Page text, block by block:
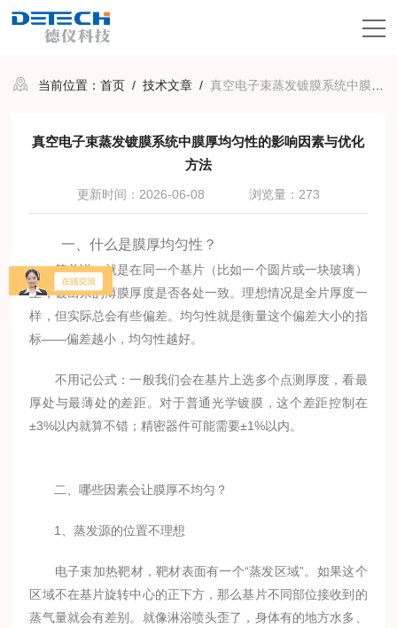
当前位置：首页 /技术文章 /真空电子束蒸发镀膜系统中膜厚均匀性的影响因素与优化方法
真空电子束蒸发镀膜系统中膜厚均匀性的影响因素与优化
方法
更新时间：2026-06-08 浏览量：273
一、什么是膜厚均匀性？
简单说，就是在同一个基片（比如一个圆片或一块玻璃）
上，镀出来的薄膜厚度是否各处一致。理想情况是全片厚度一
样，但实际总会有些偏差。均匀性就是衡量这个偏差大小的指
标——偏差越小，均匀性越好。
不用记公式：一般我们会在基片上选多个点测厚度，看最
厚处与最薄处的差距。对于普通光学镀膜，这个差距控制在
±3%以内就算不错；精密器件可能需要±1%以内。
二、哪些因素会让膜厚不均匀？
1、蒸发源的位置不理想
电子束加热靶材，靶材表面有一个“蒸发区域”。如果这个
区域不在基片旋转中心的正下方，那么基片不同部位接收到的
蒸气量就会有差别。就像淋浴喷头歪了，身体有的地方水多、